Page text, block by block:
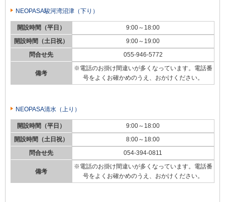
NEOPASA駿河湾沼津（下り）
開設時間（平日）
9:00～18:00
開設時間（土日祝）
9:00～19:00
問合せ先
055-946-5772
備考
※電話のお掛け間違いが多くなっています。電話番
号をよくお確かめのうえ、おかけください。
NEOPASA清水（上り）
開設時間（平日）
9:00～18:00
開設時間（土日祝）
8:00～18:00
問合せ先
054-394-0811
備考
※電話のお掛け間違いが多くなっています。電話番
号をよくお確かめのうえ、おかけください。